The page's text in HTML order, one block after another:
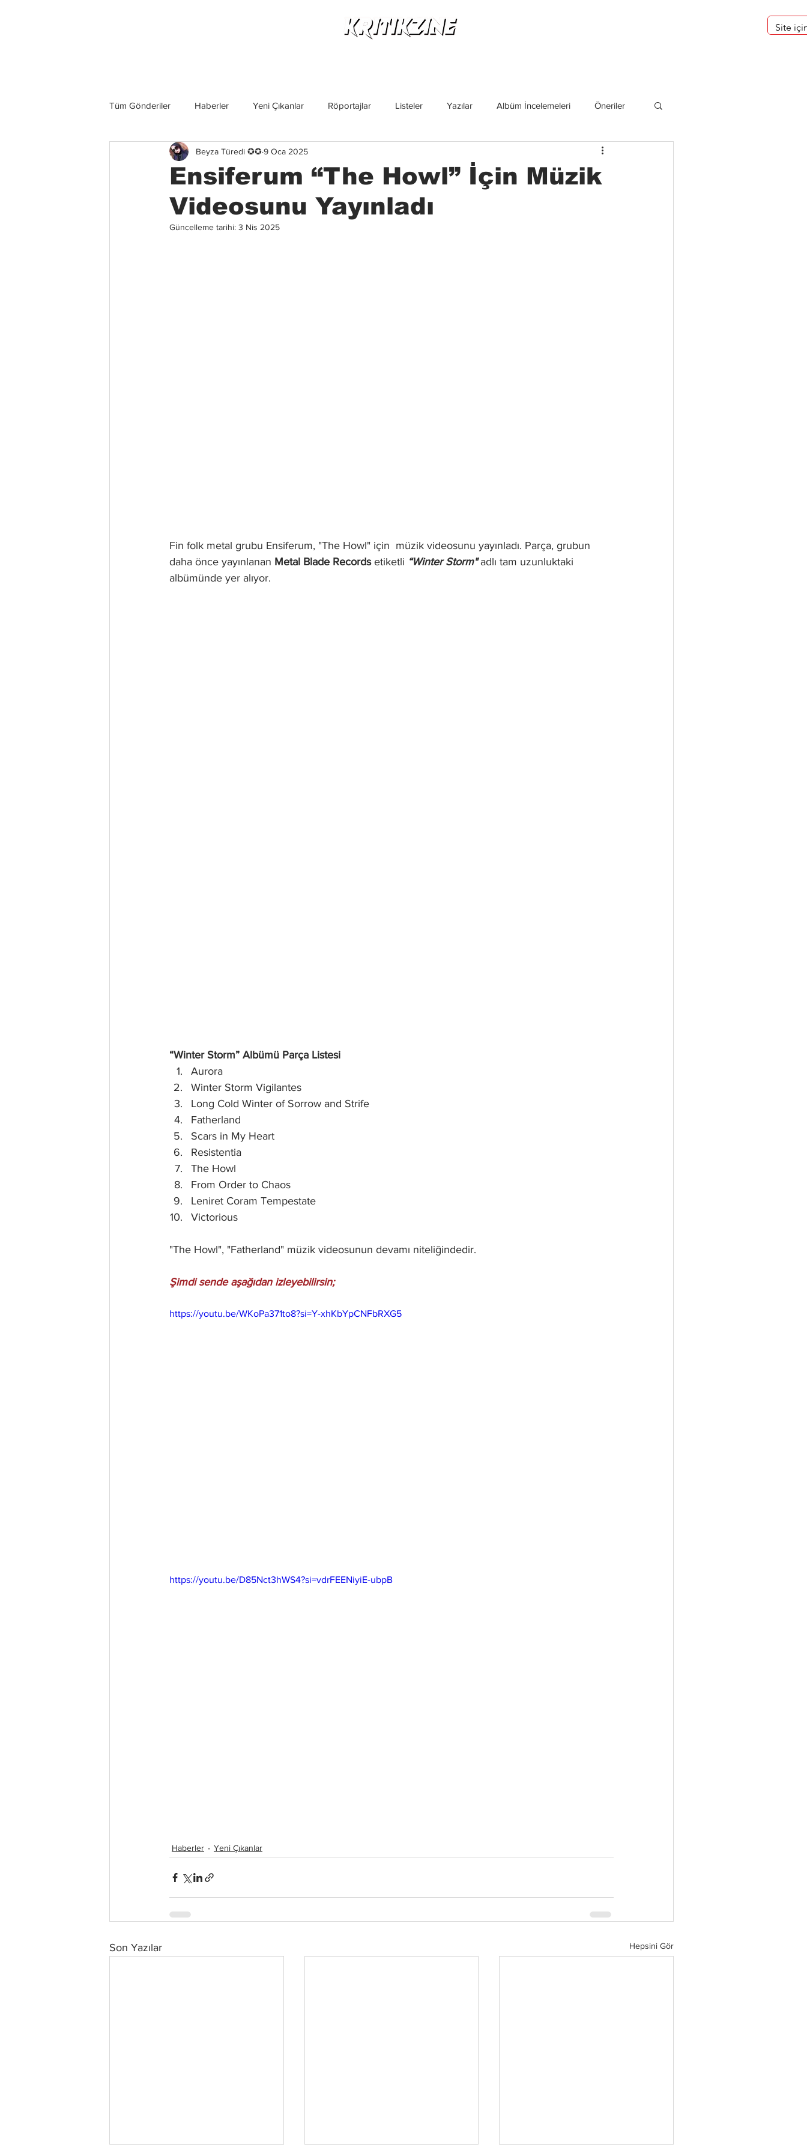
Tüm Gönderiler Haberler Yeni Çıkanlar Röportajlar Listeler Yazılar Albüm İncelemeleri Öneriler
Grup İncelemeleri Konserler İncelemeler
Ensiferum “The Howl” İçin Müzik
Videosunu Yayınladı
Beyza Türedi ✪✪ 9 Oca 2025
Güncelleme tarihi: 3 Nis 2025
Fin folk metal grubu Ensiferum, "The Howl" için  müzik videosunu yayınladı. Parça, grubun
daha önce yayınlanan Metal Blade Records etiketli “Winter Storm" adlı tam uzunluktaki
albümünde yer alıyor.
“Winter Storm” Albümü Parça Listesi
Aurora
Winter Storm Vigilantes
Long Cold Winter of Sorrow and Strife
Fatherland
Scars in My Heart
Resistentia
The Howl
From Order to Chaos
Leniret Coram Tempestate
Victorious
"The Howl", "Fatherland" müzik videosunun devamı niteliğindedir.
Şimdi sende aşağıdan izleyebilirsin;
https://youtu.be/WKoPa371to8?si=Y-xhKbYpCNFbRXG5
https://youtu.be/D85Nct3hWS4?si=vdrFEENiyiE-ubpB
Haberler Yeni Çıkanlar
Son Yazılar Hepsini Gör